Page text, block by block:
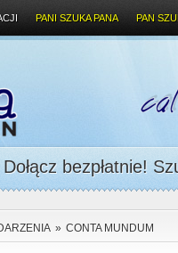
PANI SZUKA PANA PAN
bezpłatnie!
» CONTA MUNDUM